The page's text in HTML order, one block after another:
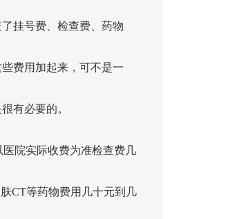
挂号费、检查费、药物
费用加起来，可不是一
有必要的。
院实际收费为准检查费几
CT等药物费用几十元到几